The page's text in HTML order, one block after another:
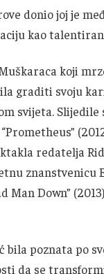
donio joj je
kao
koji
graditi svoju
svijeta. Slijedile
redatelja
znanstvenicu
Man Down”
bila poznata po
da se